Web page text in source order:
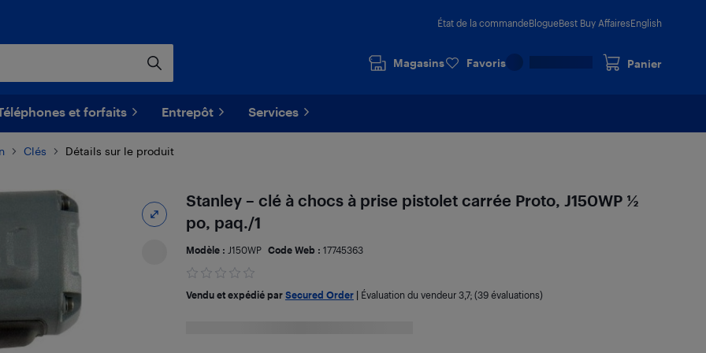
État de la commandeBlogueBest Buy AffairesEnglish
Magasins Favoris Panier
et forfaits Entrepôt Services
Clés Détails sur le produit
Stanley – clé à chocs à prise pistolet carrée Proto, J150WP 1⁄2
po, paq./1
Modèle : J150WP Code Web : 17745363
Vendu et expédié par Secured Order| Évaluation du vendeur 3,7; (39 évaluations)